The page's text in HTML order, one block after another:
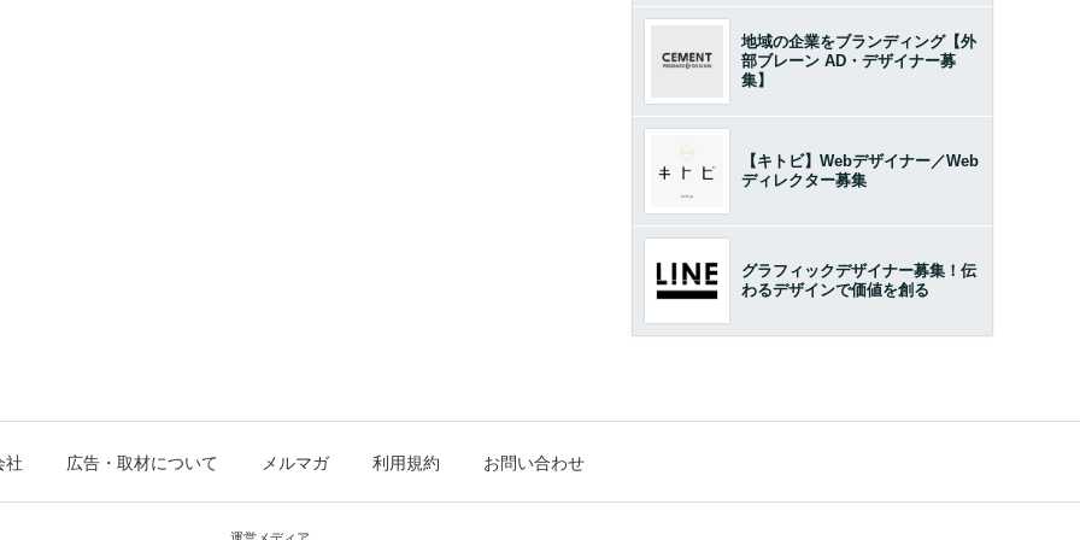
地域の企業をブランディング【外
部ブレーン AD・デザイナー募
集】
【キトビ】Webデザイナー／Web
ディレクター募集
グラフィックデザイナー募集！伝
わるデザインで価値を創る
社 広告・取材について メルマガ 利用規約 お問い合わせ